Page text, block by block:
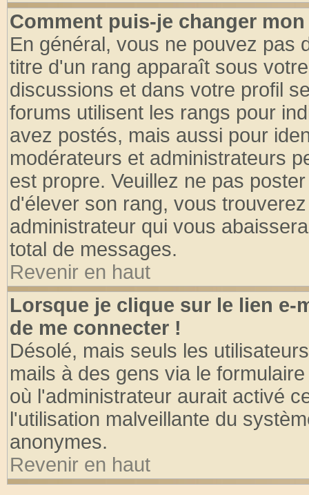
Comment puis-je changer
En général, vous ne pouvez pas
titre d'un rang apparaît sous
discussions et dans votre profil
forums utilisent les rangs pour
avez postés, mais aussi pour
modérateurs et administrateurs
est propre. Veuillez ne pas
d'élever son rang, vous
administrateur qui vous
total de messages.
Revenir en haut
Lorsque je clique sur le lien e-
de me connecter !
Désolé, mais seuls les
mails à des gens via le
où l'administrateur aurait activé
l'utilisation malveillante du
anonymes.
Revenir en haut